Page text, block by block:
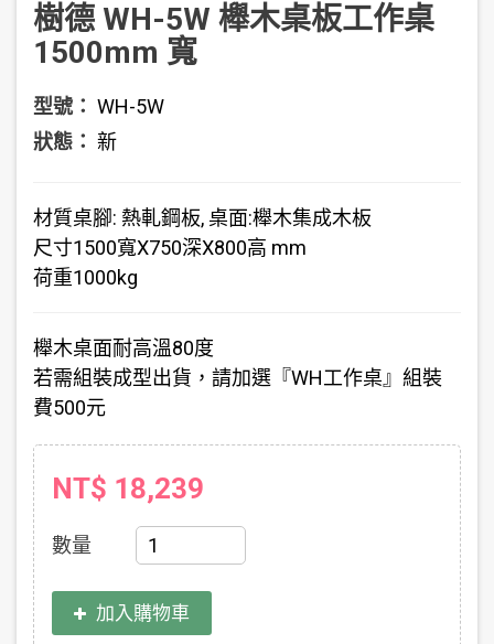
樹德 WH-5W 櫸木桌板工作桌
1500mm 寬
型號： WH-5W
狀態： 新
材質桌腳: 熱軋鋼板, 桌面:櫸木集成木板
尺寸1500寬X750深X800高 mm
荷重1000kg
櫸木桌面耐高溫80度
若需組裝成型出貨，請加選『WH工作桌』組裝
費500元
NT$ 18,239
數量
加入購物車